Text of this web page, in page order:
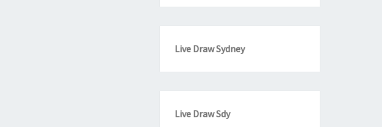
Live Draw Sydney
Live Draw Sdy